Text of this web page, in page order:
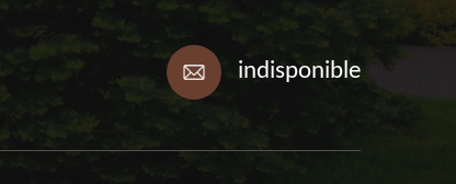
indisponible